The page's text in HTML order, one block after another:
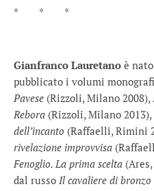
* * *
Gianfranco Lauretano è
pubblicato i volumi
Pavese (Rizzoli, Milano 2008),
Rebora (Rizzoli, Milano 2013),
dell’incanto (Raffaelli, Rimini
rivelazione improvvisa
Fenoglio. La prima scelta
dal russo Il cavaliere di bronzo